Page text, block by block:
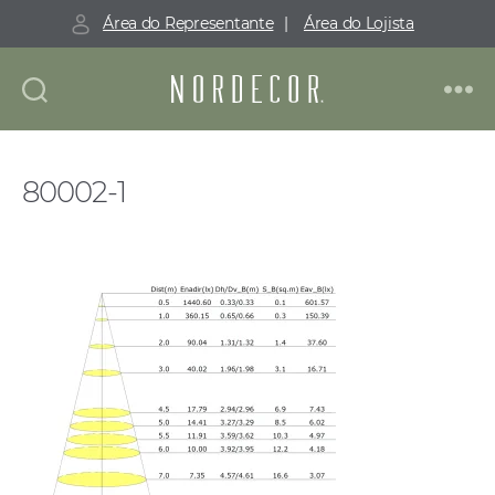
Área do Representante | Área do Lojista
Nordecor
80002-1